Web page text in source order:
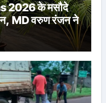
2026 के मसौदे
MD वरुण रंजन ने